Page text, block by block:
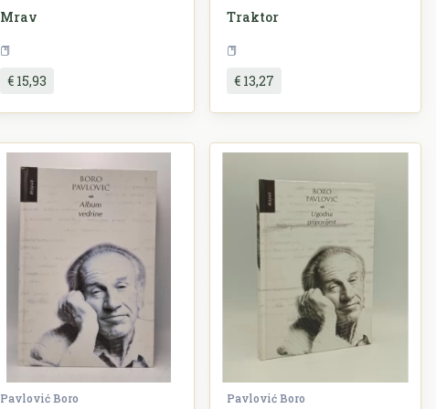
Mrav
€ 15,93
Traktor
€ 13,27
Pavlović Boro Pavlović Boro